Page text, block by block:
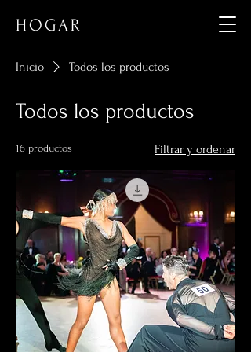
HOGAR
Inicio Todos los productos
Todos los productos
16 productos Filtrar y ordenar